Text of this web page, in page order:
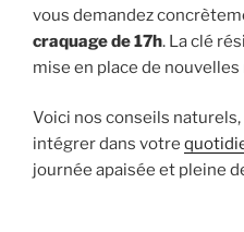
vous demandez
craquage de 17h. La clé
mise en place de
Voici nos conseils
intégrer dans votre
journée apaisée et pleine